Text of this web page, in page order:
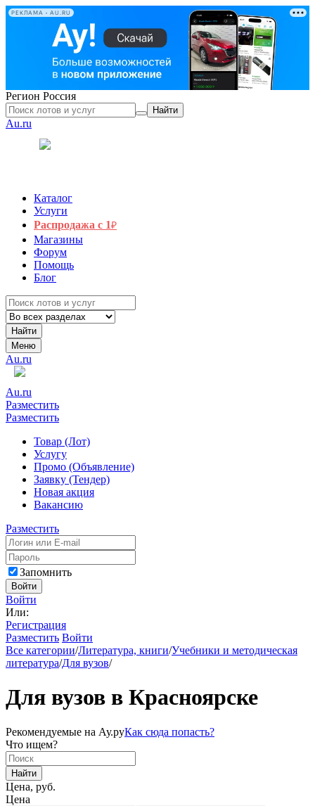
РЕКЛАМА • AU.RU
Регион Россия
Найти
Au.ru
Каталог
Услуги
Распродажа с 1₽
Магазины
Форум
Помощь
Блог
Найти
Меню
Au.ru
Au.ru
Разместить
Разместить
Товар (Лот)
Услугу
Промо (Объявление)
Заявку (Тендер)
Новая акция
Вакансию
Разместить
Запомнить
Войти
Войти
Или:
Регистрация
Разместить Войти
Все категории/Литература, книги/Учебники и методическая
литература/Для вузов/
Для вузов в Красноярске
Рекомендуемые на Ау.руКак сюда попасть?
Что ищем?
Найти
Цена, руб.
Цена